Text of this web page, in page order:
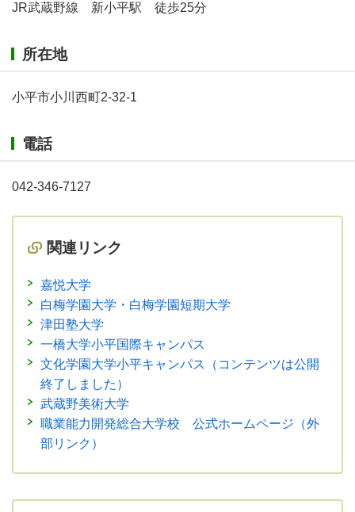
JR武蔵野線 新小平駅 徒歩25分
所在地
小平市小川西町2-32-1
電話
042-346-7127
関連リンク
嘉悦大学
白梅学園大学・白梅学園短期大学
津田塾大学
一橋大学小平国際キャンパス
文化学園大学小平キャンパス（コンテンツは公開
終了しました）
武蔵野美術大学
職業能力開発総合大学校 公式ホームページ（外
部リンク）